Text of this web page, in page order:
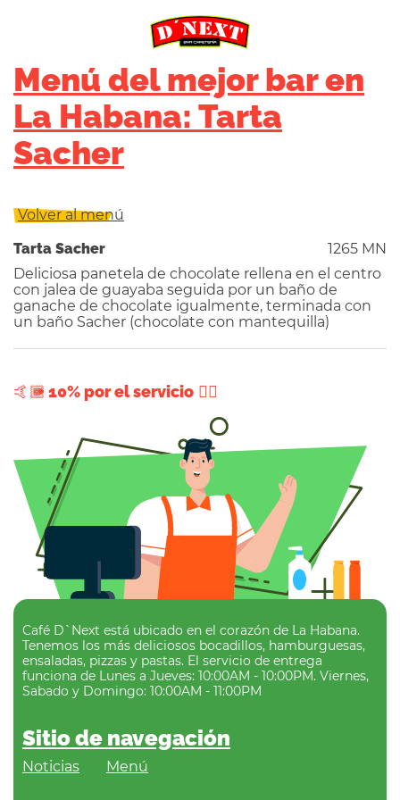
Menú del mejor bar en
La Habana: Tarta
Sacher
Volver al menú
Tarta Sacher
1265 MN
Deliciosa panetela de chocolate rellena en el centro
con jalea de guayaba seguida por un baño de
ganache de chocolate igualmente, terminada con
un baño Sacher (chocolate con mantequilla)
+ 10% por el servicio
Café D`Next está ubicado en el corazón de La Habana.
Tenemos los más deliciosos bocadillos, hamburguesas,
ensaladas, pizzas y pastas. El servicio de entrega
funciona de Lunes a Jueves: 10:00AM - 10:00PM. Viernes,
Sabado y Domingo: 10:00AM - 11:00PM
Sitio de navegación
Noticias Menú